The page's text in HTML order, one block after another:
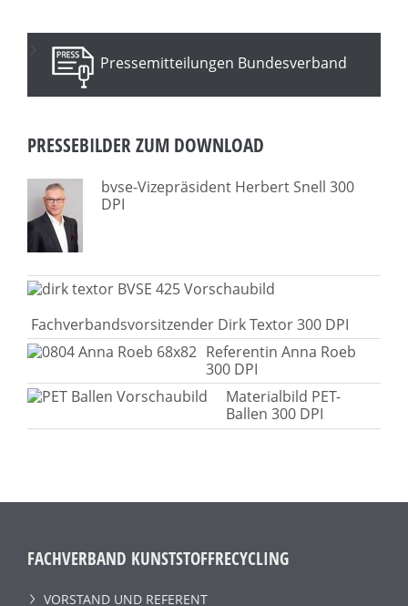
Pressemitteilungen Bundesverband
PRESSEBILDER ZUM DOWNLOAD
bvse-Vizepräsident Herbert Snell 300
DPI
Fachverbandsvorsitzender Dirk Textor 300 DPI
Referentin Anna Roeb
300 DPI
Materialbild PET-
Ballen 300 DPI
FACHVERBAND KUNSTSTOFFRECYCLING
VORSTAND UND REFERENT